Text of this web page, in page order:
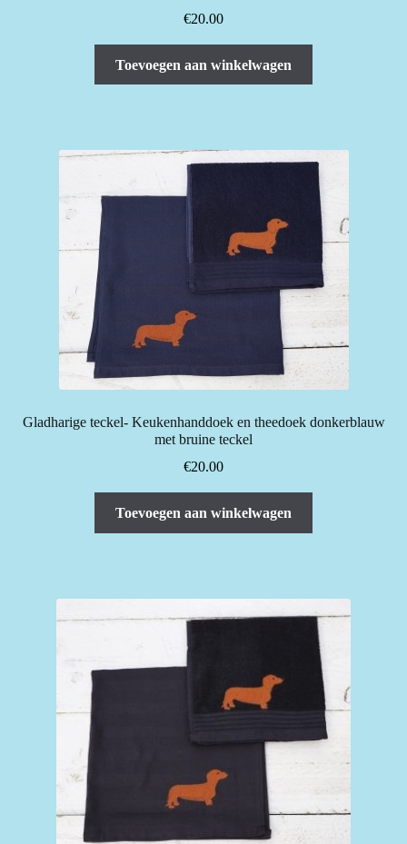
€20.00
Toevoegen aan winkelwagen
Gladharige teckel- Keukenhanddoek en theedoek donkerblauw
met bruine teckel
€20.00
Toevoegen aan winkelwagen